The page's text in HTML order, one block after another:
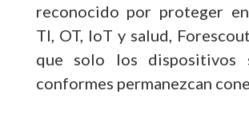
reconocido por proteger
TI, OT, IoT y salud,
que solo los dispositivos
conformes permanezcan